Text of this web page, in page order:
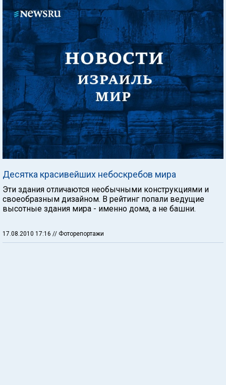
Десятка красивейших небоскребов мира
Эти здания отличаются необычными конструкциями и
своеобразным дизайном. В рейтинг попали ведущие
высотные здания мира - именно дома, а не башни.
17.08.2010 17:16 // Фоторепортажи